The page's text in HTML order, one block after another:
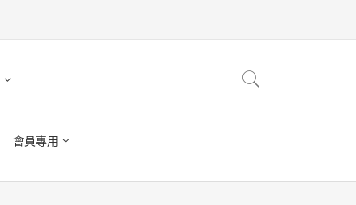
會員專用